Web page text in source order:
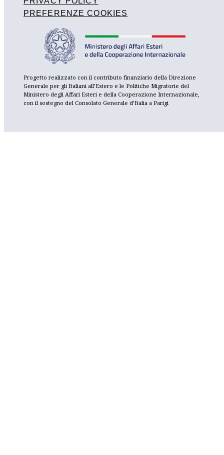
PREFERENZE COOKIES
Progetto realizzato con il contributo finanziario della Direzione
Generale per gli Italiani all’Estero e le Politiche Migratorie del
Ministero degli Affari Esteri e della Cooperazione Internazionale,
con il sostegno del Consolato Generale d’Italia a Parigi